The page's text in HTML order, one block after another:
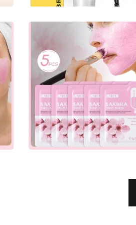
JAPAN SAKURA Face Mask
قناع الوجه الطيني من
ساكورا
ر.ع.0.55 - ر.ع.1.00
Add to basket